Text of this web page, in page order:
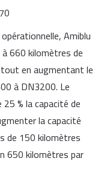
Amiblu
660 kilomètres de
en augmentant le
à DN3200. Le
% la capacité de
la capacité
de 150 kilomètres
650 kilomètres par